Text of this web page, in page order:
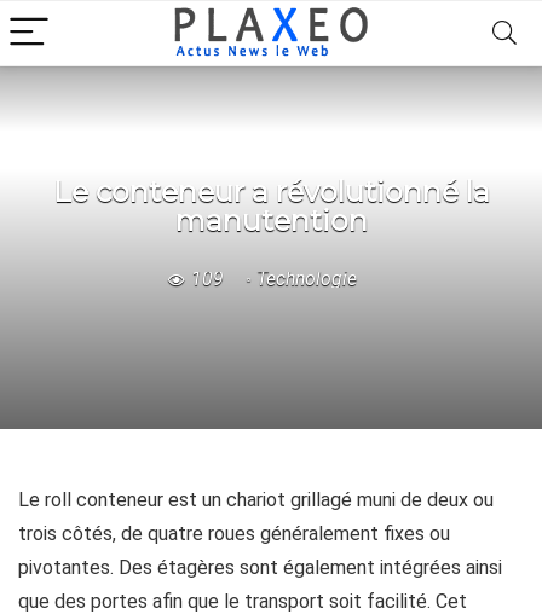
Le conteneur a révolutionné la
manutention
109 Technologie
Le roll conteneur est un chariot grillagé muni de deux ou
trois côtés, de quatre roues généralement fixes ou
pivotantes. Des étagères sont également intégrées ainsi
que des portes afin que le transport soit facilité. Cet